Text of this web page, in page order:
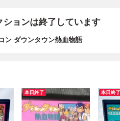
ションは終了しています
ン ダウンタウン熱血物語
本日終了 本日終了